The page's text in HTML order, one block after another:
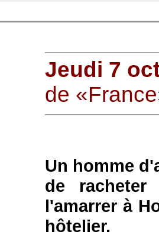
Jeudi 7
de
Un homme
de
l'amarrer à
hôtelier.